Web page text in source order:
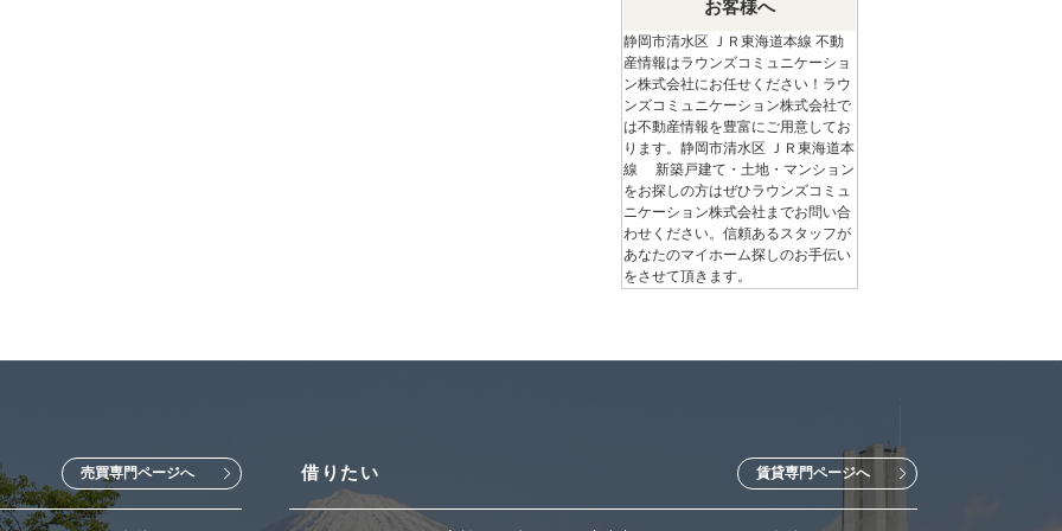
お客様へ
静岡市清水区 ＪＲ東海道本線 不動
産情報はラウンズコミュニケーショ
ン株式会社にお任せください！ラウ
ンズコミュニケーション株式会社で
は不動産情報を豊富にご用意してお
ります。静岡市清水区 ＪＲ東海道本
線 新築戸建て・土地・マンション
をお探しの方はぜひラウンズコミュ
ニケーション株式会社までお問い合
わせください。信頼あるスタッフが
あなたのマイホーム探しのお手伝い
をさせて頂きます。
売買専門ページへ 借りたい 賃貸専門ページへ